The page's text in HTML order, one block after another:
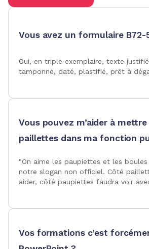
Vous avez un formulaire B72-
Oui, en triple exemplaire, texte
tamponné, daté, plastifié, prêt à
Vous pouvez m’aider à mettre
paillettes dans ma fonction
"On aime les paupiettes et les
notre slogan non officiel. Côté
aider, côté paupiettes faudra voir
Vos formations c’est